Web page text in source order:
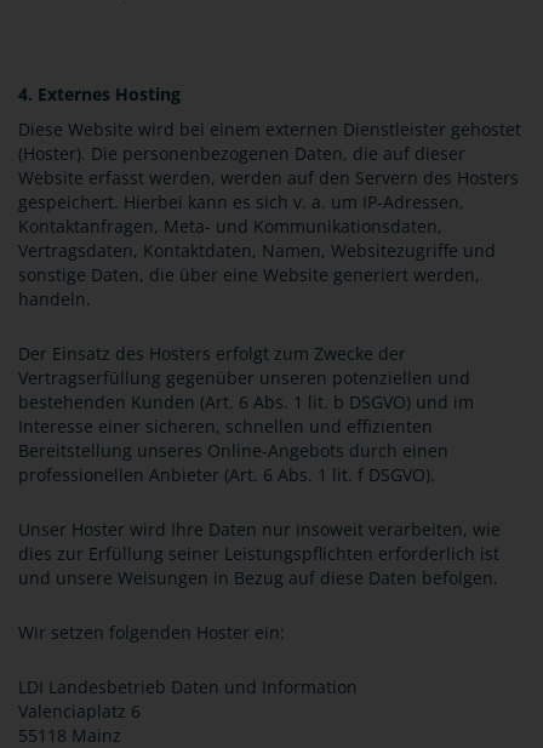
4. Externes Hosting
Diese Website wird bei einem externen Dienstleister gehostet
(Hoster). Die personenbezogenen Daten, die auf dieser
Website erfasst werden, werden auf den Servern des Hosters
gespeichert. Hierbei kann es sich v. a. um IP-Adressen,
Kontaktanfragen, Meta- und Kommunikationsdaten,
Vertragsdaten, Kontaktdaten, Namen, Websitezugriffe und
sonstige Daten, die über eine Website generiert werden,
handeln.
Der Einsatz des Hosters erfolgt zum Zwecke der
Vertragserfüllung gegenüber unseren potenziellen und
bestehenden Kunden (Art. 6 Abs. 1 lit. b DSGVO) und im
Interesse einer sicheren, schnellen und effizienten
Bereitstellung unseres Online-Angebots durch einen
professionellen Anbieter (Art. 6 Abs. 1 lit. f DSGVO).
Unser Hoster wird Ihre Daten nur insoweit verarbeiten, wie
dies zur Erfüllung seiner Leistungspflichten erforderlich ist
und unsere Weisungen in Bezug auf diese Daten befolgen.
Wir setzen folgenden Hoster ein:
LDI Landesbetrieb Daten und Information
Valenciaplatz 6
55118 Mainz